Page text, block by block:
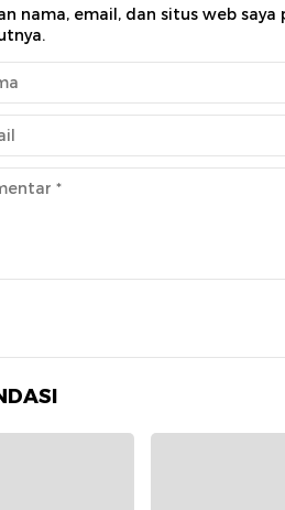
nama, email, dan situs web